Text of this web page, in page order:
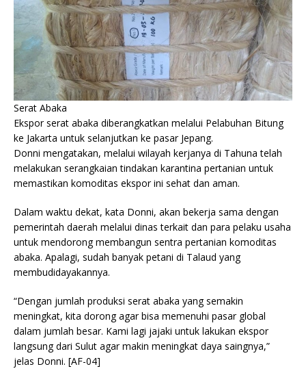
Serat Abaka
Ekspor serat abaka diberangkatkan melalui Pelabuhan Bitung
ke Jakarta untuk selanjutkan ke pasar Jepang.
Donni mengatakan, melalui wilayah kerjanya di Tahuna telah
melakukan serangkaian tindakan karantina pertanian untuk
memastikan komoditas ekspor ini sehat dan aman.
Dalam waktu dekat, kata Donni, akan bekerja sama dengan
pemerintah daerah melalui dinas terkait dan para pelaku usaha
untuk mendorong membangun sentra pertanian komoditas
abaka. Apalagi, sudah banyak petani di Talaud yang
membudidayakannya.
“Dengan jumlah produksi serat abaka yang semakin
meningkat, kita dorong agar bisa memenuhi pasar global
dalam jumlah besar. Kami lagi jajaki untuk lakukan ekspor
langsung dari Sulut agar makin meningkat daya saingnya,”
jelas Donni. [AF-04]